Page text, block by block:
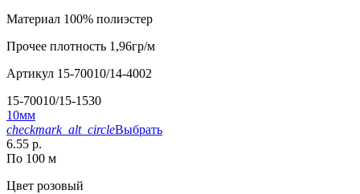
Материал 100% полиэстер
Прочее плотность 1,96гр/м
Артикул 15-70010/14-4002
15-70010/15-1530
10мм
checkmark_alt_circleВыбрать
6.55 р.
По 100 м
Цвет розовый